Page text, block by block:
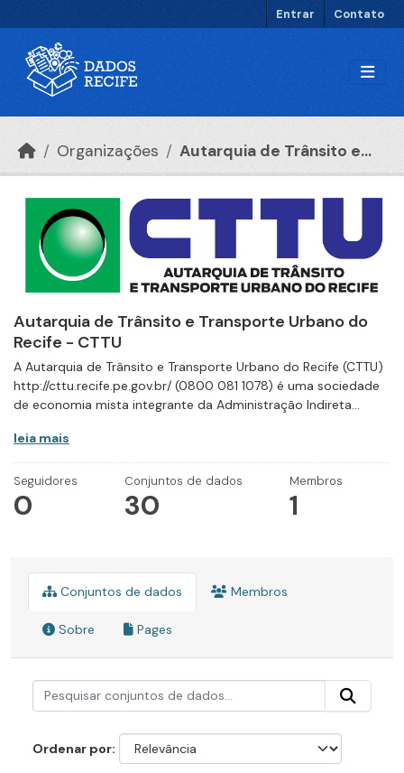
Entrar Contato
Organizações Autarquia de Trânsito e...
Autarquia de Trânsito e Transporte Urbano do
Recife - CTTU
A Autarquia de Trânsito e Transporte Urbano do Recife (CTTU)
http://cttu.recife.pe.gov.br/ (0800 081 1078) é uma sociedade
de economia mista integrante da Administração Indireta...
leia mais
Seguidores
0
Conjuntos de dados
30
Membros
1
Conjuntos de dados Membros
Sobre Pages
Ordenar por